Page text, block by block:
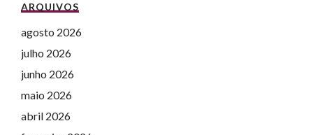
ARQUIVOS
agosto 2026
julho 2026
junho 2026
maio 2026
abril 2026